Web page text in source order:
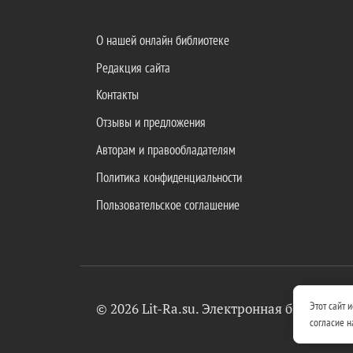
О нашей онлайн библиотеке
Редакция сайта
Контакты
Отзывы и предложения
Авторам и правообладателям
Политика конфиденциальности
Пользовательское соглашение
© 2026 Lit-Ra.su. Электронная
Этот сайт
согласие